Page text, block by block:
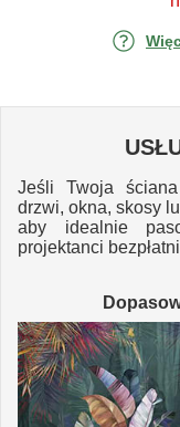
Jeśli Twoja
drzwi, okna, skosy
aby idealnie
projektanci